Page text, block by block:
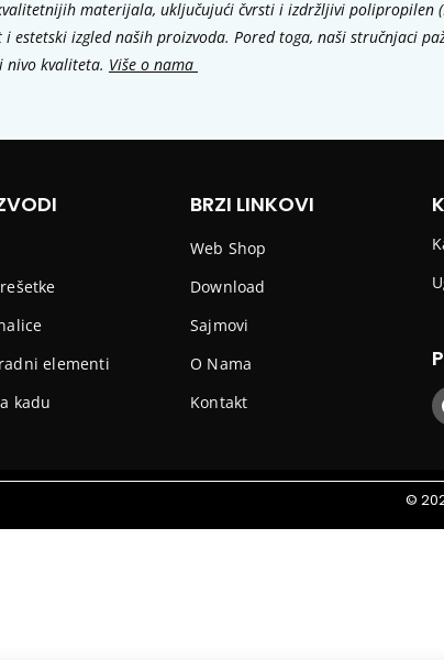
materijala, uključujući čvrsti i izdržljivi polipropilen
estetski izgled naših proizvoda. Pored toga, naši stručnjaci
nivo kvaliteta. Više o nama
elementi
kadu
BRZI LINKOVI
Web Shop
Download
Sajmovi
O Nama
Kontakt
©